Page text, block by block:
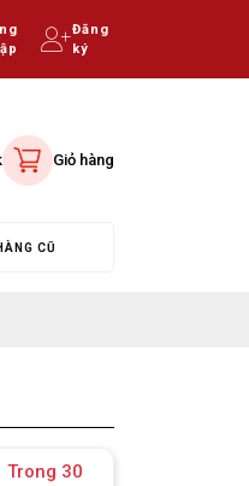
Đăng
ký
Giỏ hàng
CŨ
Trong 30